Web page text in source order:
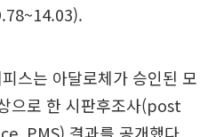
스는 아달로체가 승인된 모
으로 한 시판후조사(post